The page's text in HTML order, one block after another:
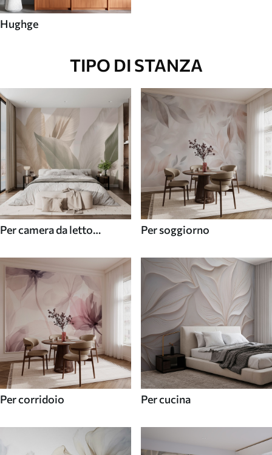
Hughge
TIPO DI STANZA
Per camera da letto
Per soggiorno
Per corridoio Per cucina